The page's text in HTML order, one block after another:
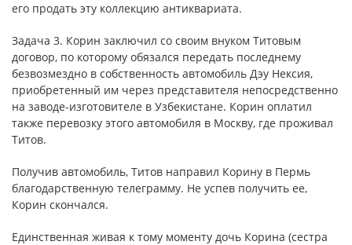
его продать эту коллекцию антиквариата.
Задача 3. Корин заключил со своим внуком Титовым
договор, по которому обязался передать последнему
безвозмездно в собственность автомобиль Дэу Нексия,
приобретенный им через представителя непосредственно
на заводе-изготовителе в Узбекистане. Корин оплатил
также перевозку этого автомобиля в Москву, где проживал
Титов.
Получив автомобиль, Титов направил Корину в Пермь
благодарственную телеграмму. Не успев получить ее,
Корин скончался.
Единственная живая к тому моменту дочь Корина (сестра